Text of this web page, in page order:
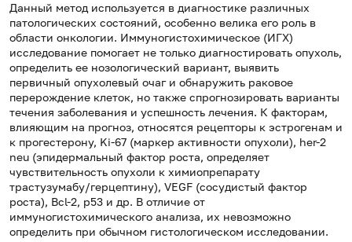
Данный метод используется в диагностике различных
патологических состояний, особенно велика его роль в
области онкологии. Иммуногистохимическое (ИГХ)
исследование помогает не только диагностировать опухоль,
определить ее нозологический вариант, выявить
первичный опухолевый очаг и обнаружить раковое
перерождение клеток, но также спрогнозировать варианты
течения заболевания и успешность лечения. К факторам,
влияющим на прогноз, относятся рецепторы к эстрогенам и
к прогестерону, Ki-67 (маркер активности опухоли), her-2
neu (эпидермальный фактор роста, определяет
чувствительность опухоли к химиопрепарату
трастузумабу/герцептину), VEGF (сосудистый фактор
роста), Bcl-2, р53 и др. В отличие от
иммуногистохимического анализа, их невозможно
определить при обычном гистологическом исследовании.